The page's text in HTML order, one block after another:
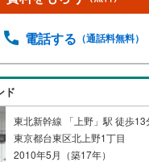
経験スタッフの培ってきた知
策はお任せください。掲載さ
ください。※記載賃料等の収
、得られることを保証するも
いては、賃貸中のものについ
室または所有者居住中等のも
に基づき、満室時を想定して
電話する （通話料無料）
ド
東北新幹線 「上野」駅 徒歩13
東京都台東区北上野1丁目
2010年5月（築17年）